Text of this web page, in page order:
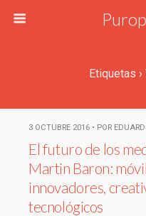
Etiquetas
3 OCTUBRE 2016 • POR
El futuro de los
Martin Baron:
innovadores,
tecnológicos